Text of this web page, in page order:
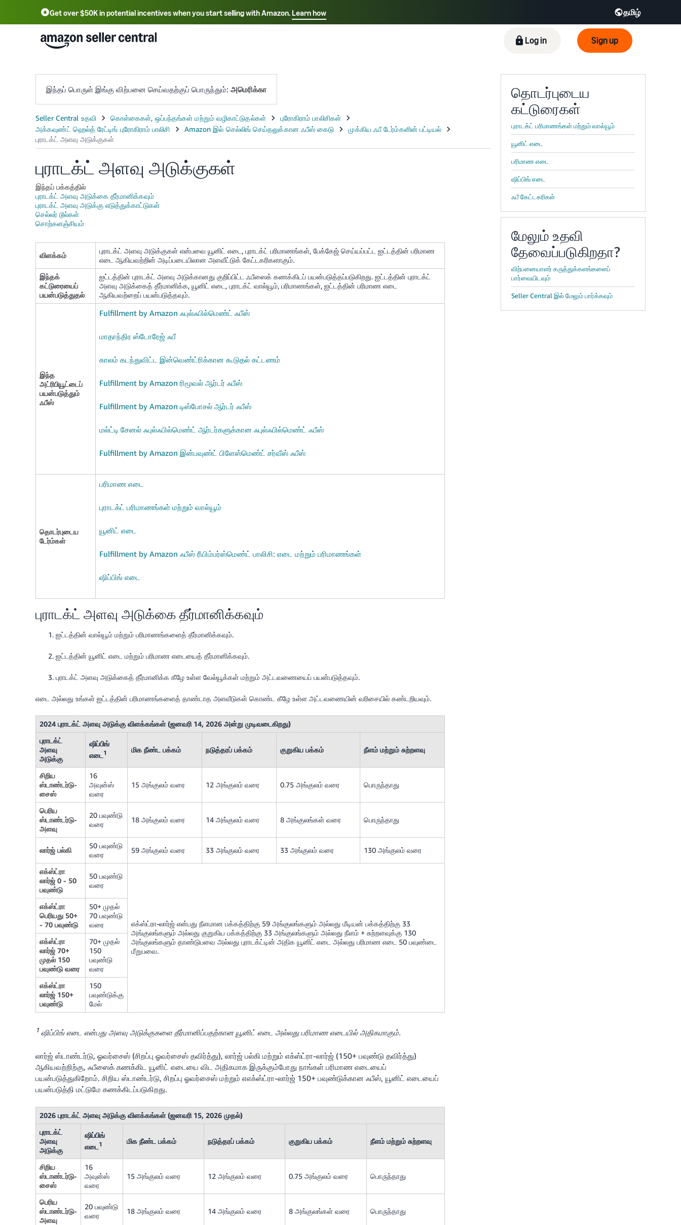
Get over $50K in potential incentives when you start selling with Amazon.Learn how தமிழ்
Select your preferred language
English - US 中文 - CN Tiếng Việt - VN Deutsch - DE
Log in Sign up
இந்தப் பொருள் இங்கு விற்பனை செய்வதற்குப் பொருந்தும்: அமெரிக்கா
புராடக்ட் அளவு அடுக்குகள்
இந்தப் பக்கத்தில்
புராடக்ட் அளவு அடுக்கை தீர்மானிக்கவும்
புராடக்ட் அளவு அடுக்கு எடுத்துக்காட்டுகள்
செல்லர் டூல்கள்
சொற்களஞ்சியம்
விளக்கம்
புராடக்ட் அளவு அடுக்குகள் என்பவை யூனிட் எடை, புராடக்ட் பரிமாணங்கள், பேக்கேஜ் செய்யப்பட்ட ஐட்டத்தின் பரிமாண
எடை ஆகியவற்றின் அடிப்படையிலான அளவீட்டுக் கேட்டகரிகளாகும்.
இந்தக்
கட்டுரையைப்
பயன்படுத்துதல்
ஐட்டத்தின் புராடக்ட் அளவு அடுக்கானது குறிப்பிட்ட ஃபீஸைக் கணக்கிடப் பயன்படுத்தப்படுகிறது. ஐட்டத்தின் புராடக்ட்
அளவு அடுக்கைத் தீர்மானிக்க, யூனிட் எடை, புராடக்ட் வால்யூம், பரிமாணங்கள், ஐட்டத்தின் பரிமாண எடை
ஆகியவற்றைப் பயன்படுத்தவும்.
இந்த
அட்ரிபியூட்டைப்
பயன்படுத்தும்
ஃபீஸ்
Fulfillment by Amazon ஃபுல்ஃபில்மெண்ட் ஃபீஸ்
மாதாந்திர ஸ்டோரேஜ் ஃபீ
காலம் கடந்துவிட்ட இன்வெண்ட்ரிக்கான கூடுதல் கட்டணம்
Fulfillment by Amazon ரிமூவல் ஆர்டர் ஃபீஸ்
Fulfillment by Amazon டிஸ்போசல் ஆர்டர் ஃபீஸ்
மல்ட்டி சேனல் ஃபுல்ஃபில்மெண்ட் ஆர்டர்களுக்கான ஃபுல்ஃபில்மெண்ட் ஃபீஸ்
Fulfillment by Amazon இன்பவுண்ட் பிளேஸ்மெண்ட் சர்வீஸ் ஃபீஸ்
தொடர்புடைய
டேர்ம்கள்
பரிமாண எடை
புராடக்ட் பரிமாணங்கள் மற்றும் வால்யூம்
யூனிட் எடை
Fulfillment by Amazon ஃபீஸ் ரீயிம்பர்ஸ்மெண்ட் பாலிசி: எடை மற்றும் பரிமாணங்கள்
ஷிப்பிங் எடை
புராடக்ட் அளவு அடுக்கை தீர்மானிக்கவும்
ஐட்டத்தின் வால்யூம் மற்றும் பரிமாணங்களைத் தீர்மானிக்கவும்.
ஐட்டத்தின் யூனிட் எடை மற்றும் பரிமாண எடையைத் தீர்மானிக்கவும்.
புராடக்ட் அளவு அடுக்கைத் தீர்மானிக்க கீழே உள்ள வேல்யூக்கள் மற்றும் அட்டவணையைப் பயன்படுத்தவும்.
எடை அல்லது உங்கள் ஐட்டத்தின் பரிமாணங்களைத் தாண்டாத அளவீடுகள் கொண்ட கீழே உள்ள அட்டவணையின் வரிசையில் கண்டறியவும்.
2024 புராடக்ட் அளவு அடுக்கு விளக்கங்கள் (ஜனவரி 14, 2026 அன்று முடிவடைகிறது)
புராடக்ட்
அளவு
அடுக்கு
ஷிப்பிங்
எடை 1 மிக நீண்ட பக்கம் நடுத்தரப் பக்கம் குறுகிய பக்கம் நீளம் மற்றும் சுற்றளவு
சிறிய
ஸ்டாண்டர்டு-
சைஸ்
16
அவுன்ஸ்
வரை
15 அங்குலம் வரை 12 அங்குலம் வரை 0.75 அங்குலம் வரை பொருந்தாது
பெரிய
ஸ்டாண்டர்டு-
அளவு
20 பவுண்டு
வரை
18 அங்குலம் வரை 14 அங்குலம் வரை 8 அங்குலங்கள் வரை பொருந்தாது
லார்ஜ் பல்கி
50 பவுண்டு
வரை
59 அங்குலம் வரை 33 அங்குலம் வரை 33 அங்குலம் வரை 130 அங்குலம் வரை
எக்ஸ்ட்ரா
லார்ஜ் 0 - 50
பவுண்டு
50 பவுண்டு
வரை
எக்ஸ்ட்ரா-லார்ஜ் என்பது நீளமான பக்கத்திற்கு 59 அங்குலங்களும் அல்லது மீடியன் பக்கத்திற்கு 33
அங்குலங்களும் அல்லது குறுகிய பக்கத்திற்கு 33 அங்குலங்களும் அல்லது நீளம் + சுற்றளவுக்கு 130
அங்குலங்களும் தாண்டுபவை அல்லது புராடக்ட்டின் அதிக யூனிட் எடை அல்லது பரிமாண எடை 50 பவுண்டை
மீறுபவை.
எக்ஸ்ட்ரா
பெரியது 50+
- 70 பவுண்டு
50+ முதல்
70 பவுண்டு
வரை
எக்ஸ்ட்ரா
லார்ஜ் 70+
முதல் 150
பவுண்டு வரை
70+ முதல்
150
பவுண்டு
வரை
எக்ஸ்ட்ரா
லார்ஜ் 150+
பவுண்டு
150
பவுண்டுக்கு
மேல்
1 ஷிப்பிங் எடை என்பது அளவு அடுக்குகளை தீர்மானிப்பதற்கான யூனிட் எடை அல்லது பரிமாண எடையில் அதிகமாகும்.
லார்ஜ் ஸ்டாண்டர்டு, ஓவர்சைஸ் (சிறப்பு ஓவர்சைஸ் தவிர்த்து), லார்ஜ் பல்கி மற்றும் எக்ஸ்ட்ரா-லார்ஜ் (150+ பவுண்டு தவிர்த்து)
ஆகியவற்றிற்கு, ஃபீஸைக் கணக்கிட யூனிட் எடையை விட அதிகமாக இருக்கும்போது நாங்கள் பரிமாண எடையைப்
பயன்படுத்துகிறோம். சிறிய ஸ்டாண்டர்டு, சிறப்பு ஓவர்சைஸ் மற்றும் எஎக்ஸ்ட்ரா-லார்ஜ் 150+ பவுண்டுக்கான ஃபீஸ், யூனிட் எடையைப்
பயன்படுத்தி மட்டுமே கணக்கிடப்படுகிறது.
2026 புராடக்ட் அளவு அடுக்கு விளக்கங்கள் (ஜனவரி 15, 2026 முதல்)
புராடக்ட்
அளவு
அடுக்கு
ஷிப்பிங்
எடை 1 மிக நீண்ட பக்கம் நடுத்தரப் பக்கம் குறுகிய பக்கம் நீளம் மற்றும் சுற்றளவு
சிறிய
ஸ்டாண்டர்டு-
சைஸ்
16
அவுன்ஸ்
வரை
15 அங்குலம் வரை 12 அங்குலம் வரை 0.75 அங்குலம் வரை பொருந்தாது
பெரிய
ஸ்டாண்டர்டு-
அளவு
20 பவுண்டு
வரை
18 அங்குலம் வரை 14 அங்குலம் வரை 8 அங்குலங்கள் வரை பொருந்தாது
தொடர்புடைய
கட்டுரைகள்
புராடக்ட் பரிமாணங்கள் மற்றும் வால்யூம்
யூனிட் எடை
பரிமாண எடை
ஷிப்பிங் எடை
ஃபீ கேட்டகரிகள்
மேலும் உதவி
தேவைப்படுகிறதா?
விற்பனையாளர் கருத்துக்களங்களைப்
பார்வையிடவும்
Seller Central இல் மேலும் பார்க்கவும்